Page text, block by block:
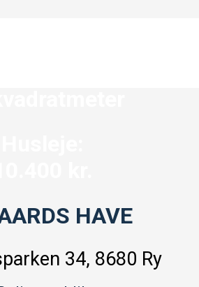
HAVE
34, 8680 Ry